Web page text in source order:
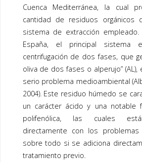
Cuenca Mediterránea, la cual
cantidad de residuos orgánicos
sistema de extracción
España, el principal sistema
centrifugación de dos fases, que
oliva de dos fases o alperujo” (AL),
serio problema medioambiental
2004). Este residuo húmedo se
un carácter ácido y una notable
polifenólica, las cuales
directamente con los
sobre todo si se adiciona
tratamiento previo.